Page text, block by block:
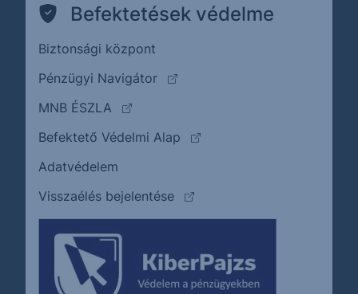
Befektetések védelme
Biztonsági központ
Pénzügyi Navigátor
(külső oldalra ugrik)
MNB ÉSZLA
(külső oldalra ugrik)
Befektető Védelmi Alap
(külső oldalra ugrik)
Adatvédelem
Visszaélés bejelentése
(külső oldalra ugrik)